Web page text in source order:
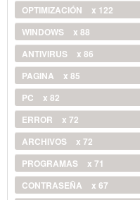
OPTIMIZACIÓN
x 122
WINDOWS
x 88
ANTIVIRUS
x 86
PAGINA
x 85
PC
x 82
ERROR
x 72
ARCHIVOS
x 72
PROGRAMAS
x 71
CONTRASEÑA
x 67